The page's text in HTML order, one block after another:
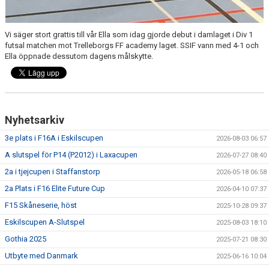
Vi säger stort grattis till vår Ella som idag gjorde debut i damlaget i Div 1
futsal matchen mot Trelleborgs FF academy laget. SSIF vann med 4-1 och
Ella öppnade dessutom dagens målskytte.
Nyhetsarkiv
3e plats i F16A i Eskilscupen 2026-08-03 06:57
A slutspel för P14 (P2012) i Laxacupen 2026-07-27 08:40
2a i tjejcupen i Staffanstorp 2026-05-18 06:58
2a Plats i F16 Elite Future Cup 2026-04-10 07:37
F15 Skåneserie, höst 2025-10-28 09:37
Eskilscupen A-Slutspel 2025-08-03 18:10
Gothia 2025 2025-07-21 08:30
Utbyte med Danmark 2025-06-16 10:04